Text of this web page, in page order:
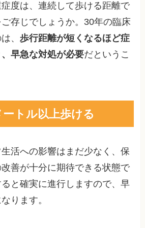
度は、連続して歩ける距離で
存じでしょうか。30年の臨床
、歩行距離が短くなるほど症
早急な対処が必要だというこ
トル以上歩ける
活への影響はまだ少なく、保
善が十分に期待できる状態で
と確実に進行しますので、早
ります。